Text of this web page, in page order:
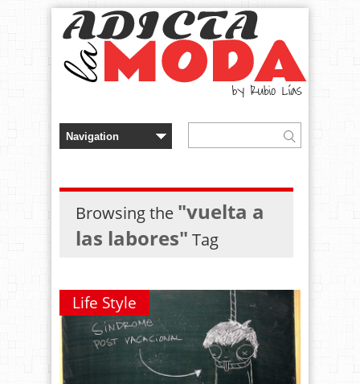
Browsing the "vuelta a
las labores" Tag
Life Style